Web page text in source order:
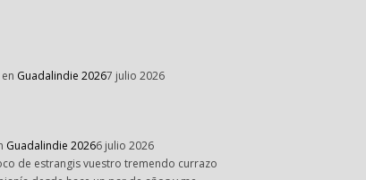
en Guadalindie 20267 julio 2026
Guadalindie 20266 julio 2026
de estrangis vuestro tremendo currazo